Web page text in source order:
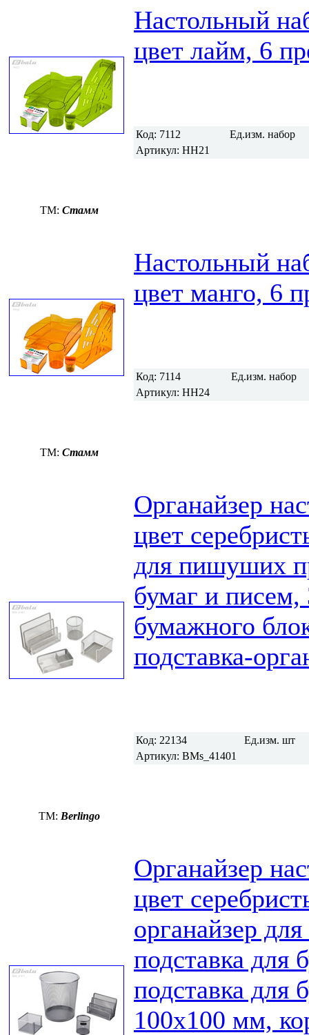
Настольный
цвет лайм, 6
Код: 7112 Ед.изм. набор
Артикул: НН21
TM: Стамм
Настольный
цвет манго, 6
Код: 7114 Ед.изм. набор
Артикул: НН24
TM: Стамм
Органайзер
цвет
для пишуших
бумаг и писем,
бумажного
подставка-
Код: 22134 Ед.изм. шт
Артикул: BMs_41401
TM: Berlingo
Органайзер
цвет
органайзер
подставка для
подставка для
100х100 мм,